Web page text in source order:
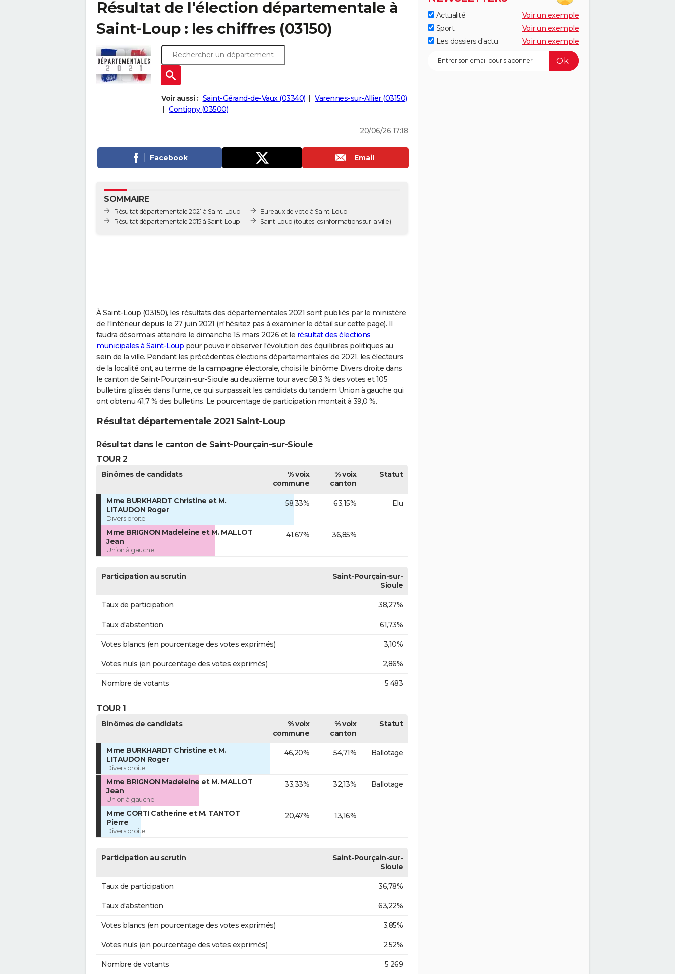
Résultat de l'élection départementale à
Saint-Loup : les chiffres (03150)
Voir aussi : Saint-Gérand-de-Vaux (03340)
Varennes-sur-Allier (03150)
Contigny (03500)
20/06/26 17:18
Facebook Email
SOMMAIRE
Résultat départementale 2021 à Saint-Loup
Résultat départementale 2015 à Saint-Loup
Bureaux de vote à Saint-Loup
Saint-Loup (toutes les informations sur la ville)
À Saint-Loup (03150), les résultats des départementales 2021 sont publiés par le ministère
de l'Intérieur depuis le 27 juin 2021 (n'hésitez pas à examiner le détail sur cette page). Il
faudra désormais attendre le dimanche 15 mars 2026 et le résultat des élections
municipales à Saint-Loup pour pouvoir observer l'évolution des équilibres politiques au
sein de la ville. Pendant les précédentes élections départementales de 2021, les électeurs
de la localité ont, au terme de la campagne électorale, choisi le binôme Divers droite dans
le canton de Saint-Pourçain-sur-Sioule au deuxième tour avec 58,3 % des votes et 105
bulletins glissés dans l'urne, ce qui surpassait les candidats du tandem Union à gauche qui
ont obtenu 41,7 % des bulletins. Le pourcentage de participation montait à 39,0 %.
Résultat départementale 2021 Saint-Loup
Résultat dans le canton de Saint-Pourçain-sur-Sioule
TOUR 2
Binômes de candidats
% voix
commune
% voix
canton
Statut
Mme BURKHARDT Christine et M.
LITAUDON Roger
Divers droite
58,33% 63,15% Elu
Mme BRIGNON Madeleine et M. MALLOT
Jean
Union à gauche
41,67% 36,85%
Participation au scrutin
Saint-Pourçain-sur-
Sioule
Taux de participation 38,27%
Taux d'abstention 61,73%
Votes blancs (en pourcentage des votes exprimés) 3,10%
Votes nuls (en pourcentage des votes exprimés) 2,86%
Nombre de votants 5 483
TOUR 1
Binômes de candidats
% voix
commune
% voix
canton
Statut
Mme BURKHARDT Christine et M.
LITAUDON Roger
Divers droite
46,20% 54,71% Ballotage
Mme BRIGNON Madeleine et M. MALLOT
Jean
Union à gauche
33,33% 32,13% Ballotage
Mme CORTI Catherine et M. TANTOT
Pierre
Divers droite
20,47% 13,16%
Participation au scrutin
Saint-Pourçain-sur-
Sioule
Taux de participation 36,78%
Taux d'abstention 63,22%
Votes blancs (en pourcentage des votes exprimés) 3,85%
Votes nuls (en pourcentage des votes exprimés) 2,52%
Nombre de votants 5 269
Actualité
Voir un exemple
Sport
Voir un exemple
Les dossiers d'actu
Voir un exemple